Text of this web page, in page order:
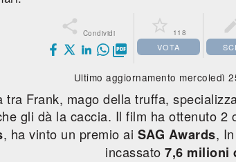
 Condividi

 118
VOTA
Ultimo aggiornamento mercoledì
tra Frank, mago della truffa,
gli dà la caccia. Il film ha ottenuto 2
, ha vinto un premio ai SAG Awards,
incassato7,6 milioni